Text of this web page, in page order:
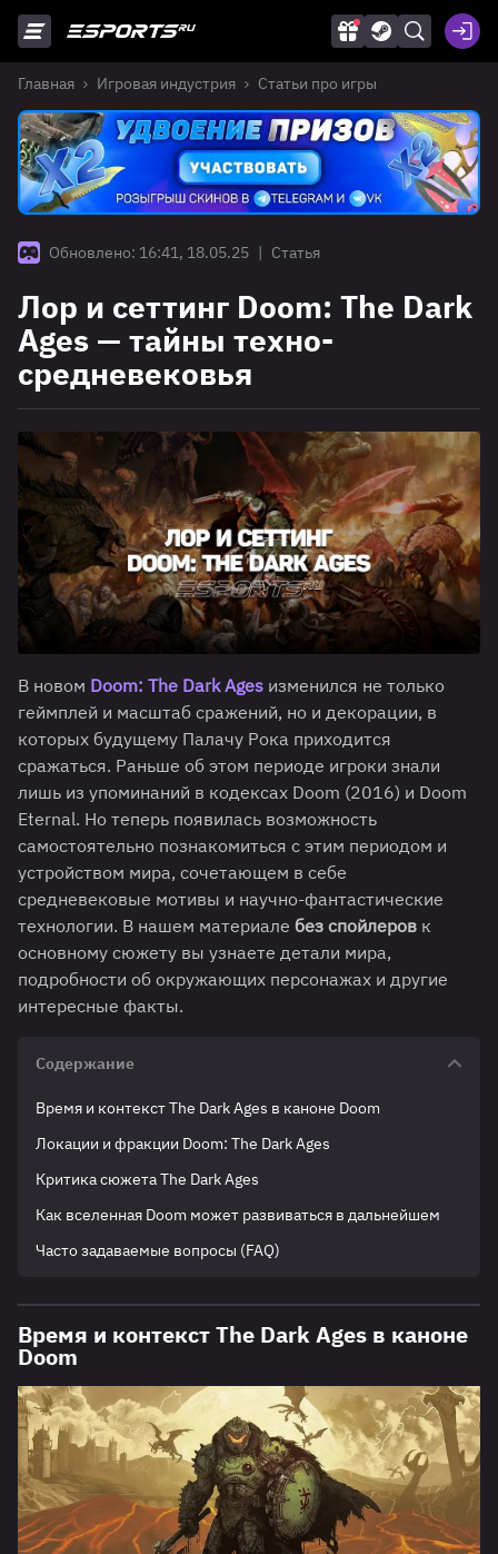
Главная Игровая индустрия Статьи про игры
Обновлено: 16:41, 18.05.25 | Статья
Лор и сеттинг Doom: The Dark
Ages — тайны техно-
средневековья
В новом Doom: The Dark Ages изменился не только
геймплей и масштаб сражений, но и декорации, в
которых будущему Палачу Рока приходится
сражаться. Раньше об этом периоде игроки знали
лишь из упоминаний в кодексах Doom (2016) и Doom
Eternal. Но теперь появилась возможность
самостоятельно познакомиться с этим периодом и
устройством мира, сочетающем в себе
средневековые мотивы и научно-фантастические
технологии. В нашем материале без спойлеров к
основному сюжету вы узнаете детали мира,
подробности об окружающих персонажах и другие
интересные факты.
Содержание
Время и контекст The Dark Ages в каноне Doom
Локации и фракции Doom: The Dark Ages
Критика сюжета The Dark Ages
Как вселенная Doom может развиваться в дальнейшем
Часто задаваемые вопросы (FAQ)
Время и контекст The Dark Ages в каноне
Doom